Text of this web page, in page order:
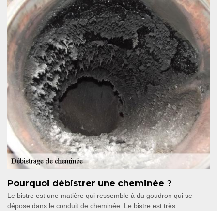
Pourquoi débistrer une cheminée ?
Le bistre est une matière qui ressemble à du goudron qui se
dépose dans le conduit de cheminée. Le bistre est très